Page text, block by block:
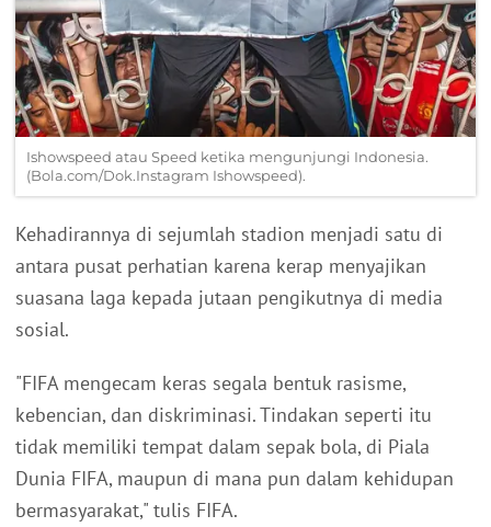
Ishowspeed atau Speed ketika mengunjungi Indonesia.
(Bola.com/Dok.Instagram Ishowspeed).
Kehadirannya di sejumlah stadion menjadi satu di
antara pusat perhatian karena kerap menyajikan
suasana laga kepada jutaan pengikutnya di media
sosial.
"FIFA mengecam keras segala bentuk rasisme,
kebencian, dan diskriminasi. Tindakan seperti itu
tidak memiliki tempat dalam sepak bola, di Piala
Dunia FIFA, maupun di mana pun dalam kehidupan
bermasyarakat," tulis FIFA.